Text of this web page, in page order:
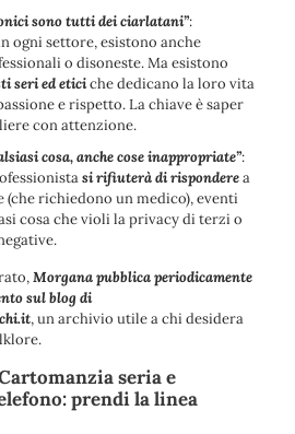
sono tutti dei ciarlatani”:
ogni settore, esistono anche
o disoneste. Ma esistono
seri ed eticiche dedicano la loro vita
e rispetto. La chiave è saper
con attenzione.
cosa, anche cose inappropriate”:
si rifiuterà di risponderea
(che richiedono un medico), eventi
cosa che violi la privacy di terzi o
Morgana pubblica periodicamente
sul blog di
, un archivio utile a chi desidera
seria e
prendi la linea